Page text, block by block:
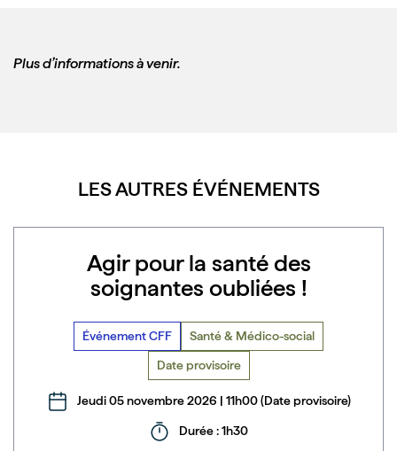
Plus d’informations à venir.
LES AUTRES ÉVÉNEMENTS
Agir pour la santé des
soignantes oubliées !
Événement CFF Santé & Médico-social
Date provisoire
Jeudi 05 novembre 2026 | 11h00 (Date provisoire)
Durée : 1h30